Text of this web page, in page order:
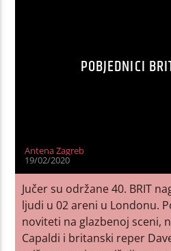
POBJEDNICI
Antena Zagreb
19/02/2020
Jučer su održane 40. BRIT
ljudi u 02 areni u Londonu.
noviteti na glazbenoj sceni,
Capaldi i britanski reper